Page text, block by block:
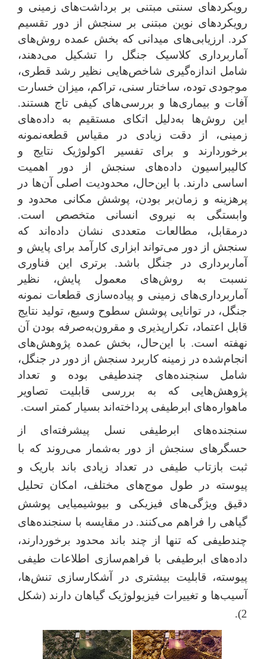
رویکردهای سنتی مبتنی بر برداشت‌های زمینی و
رویکردهای نوین مبتنی بر سنجش از دور تقسیم
کرد. ارزیابی‌های میدانی که بخش عمده روش‌های
آماربرداری کلاسیک جنگل را تشکیل می‌دهند،
شامل اندازه‌گیری شاخص‌هایی نظیر رشد قطری،
موجودی توده، ساختار سنی، تراکم، میزان خسارت
آفات و بیماری‌ها و بررسی‌های کیفی تاج هستند.
این روش‌ها به‌دلیل اتکای مستقیم به داده‌های
زمینی، از دقت زیادی در مقیاس قطعه‌نمونه
برخوردارند و برای تفسیر اکولوژیک نتایج و
کالیبراسیون داده‌های سنجش از دور اهمیت
اساسی دارند. با این‌حال، محدودیت اصلی آن‌ها در
پرهزینه و زمان‌بر بودن، پوشش مکانی محدود و
وابستگی به نیروی انسانی متخصص است.
درمقابل، مطالعات متعددی نشان داده‌اند که
سنجش از دور می‌تواند ابزاری کارآمد برای پایش و
آماربرداری در جنگل باشد. برتری این فناوری
نسبت به روش‌های معمول پایش، نظیر
آماربرداری‌های زمینی و پیاده‌سازی قطعات نمونه
جنگل، در توانایی پوشش سطوح وسیع، تولید نتایج
قابل اعتماد، تکرارپذیری و مقرون‌به‌صرفه بودن آن
نهفته است. با این‌حال، بخش عمده پژوهش‌های
انجام‌شده در زمینه کاربرد سنجش از دور در جنگل،
شامل سنجنده‌های چندطیفی بوده و تعداد
پژوهش‌هایی که به بررسی قابلیت تصاویر
ماهواره‌های ابرطیفی پرداخته‌اند بسیار کمتر است.
سنجنده‌های ابرطیفی نسل پیشرفته‌ای از
حسگرهای سنجش از دور به‌شمار می‌روند که با
ثبت بازتاب طیفی در تعداد زیادی باند باریک و
پیوسته در طول موج‌های مختلف، امکان تحلیل
دقیق ویژگی‌های فیزیکی و بیوشیمیایی پوشش
گیاهی را فراهم می‌کنند. در مقایسه با سنجنده‌های
چندطیفی که تنها از چند باند محدود برخوردارند،
داده‌های ابرطیفی با فراهم‌سازی اطلاعات طیفی
پیوسته، قابلیت بیشتری در آشکارسازی تنش‌ها،
آسیب‌ها و تغییرات فیزیولوژیک گیاهان دارند (شکل
2).